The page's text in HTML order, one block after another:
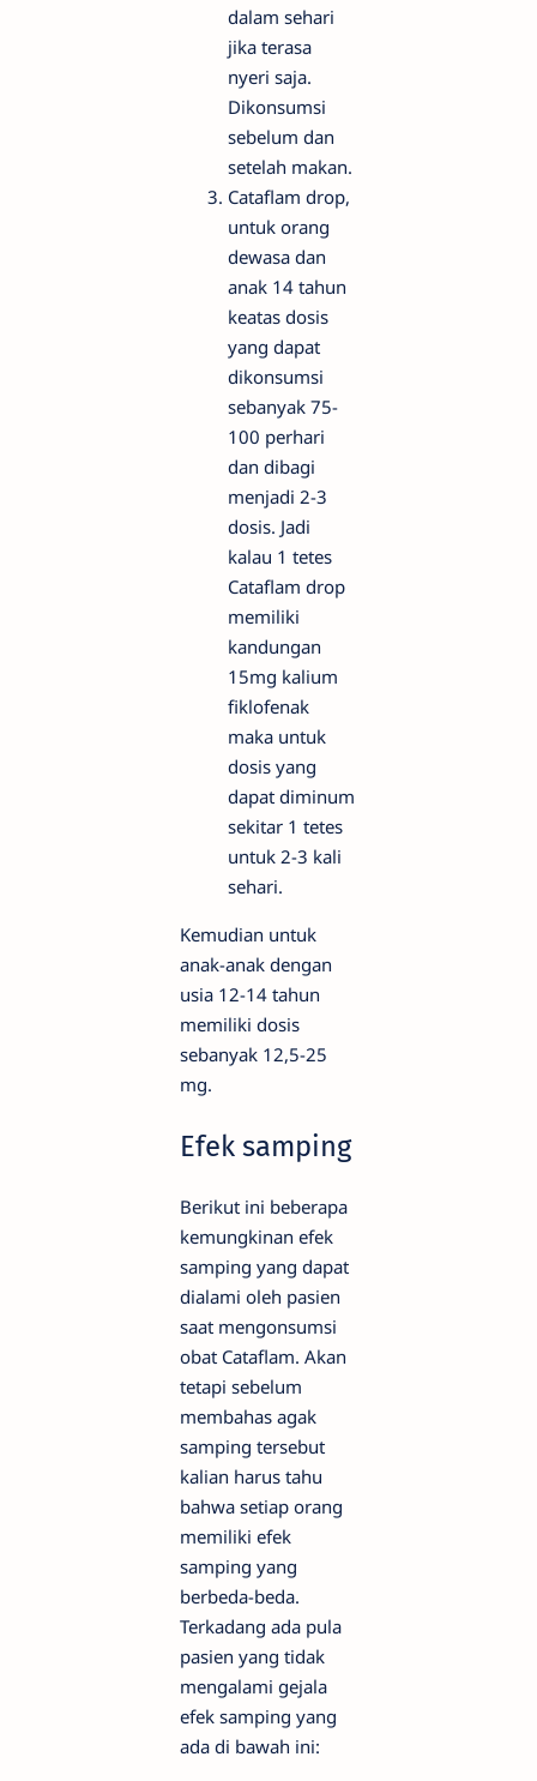
dalam sehari
jika terasa
nyeri saja.
Dikonsumsi
sebelum dan
setelah makan.
Cataflam drop,
untuk orang
dewasa dan
anak 14 tahun
keatas dosis
yang dapat
dikonsumsi
sebanyak 75-
100 perhari
dan dibagi
menjadi 2-3
dosis. Jadi
kalau 1 tetes
Cataflam drop
memiliki
kandungan
15mg kalium
fiklofenak
maka untuk
dosis yang
dapat diminum
sekitar 1 tetes
untuk 2-3 kali
sehari.
Kemudian untuk
anak-anak dengan
usia 12-14 tahun
memiliki dosis
sebanyak 12,5-25
mg.
Efek samping
Berikut ini beberapa
kemungkinan efek
samping yang dapat
dialami oleh pasien
saat mengonsumsi
obat Cataflam. Akan
tetapi sebelum
membahas agak
samping tersebut
kalian harus tahu
bahwa setiap orang
memiliki efek
samping yang
berbeda-beda.
Terkadang ada pula
pasien yang tidak
mengalami gejala
efek samping yang
ada di bawah ini: